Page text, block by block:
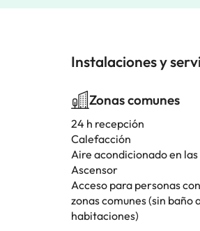
Instalaciones y
Zonas comunes
24 h recepción
Calefacción
Aire acondicionado en las
Ascensor
Acceso para personas
zonas comunes (sin baño
habitaciones)